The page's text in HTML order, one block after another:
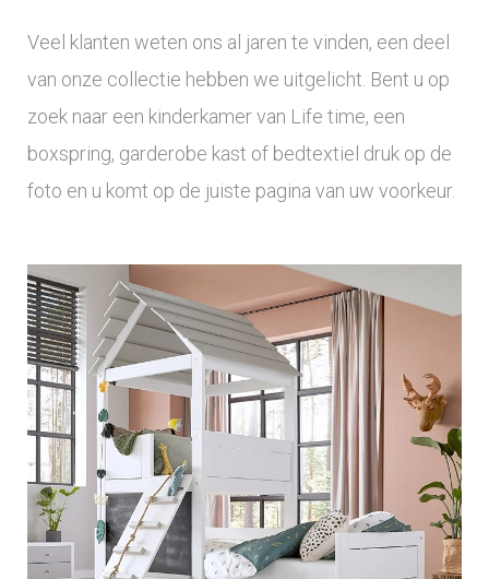
Veel klanten weten ons al jaren te vinden, een deel
van onze collectie hebben we uitgelicht. Bent u op
zoek naar een kinderkamer van Life time, een
boxspring, garderobe kast of bedtextiel druk op de
foto en u komt op de juiste pagina van uw voorkeur.